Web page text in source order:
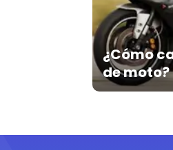
¿Cómo
de moto?